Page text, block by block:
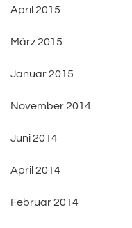
April 2015
März 2015
Januar 2015
November 2014
Juni 2014
April 2014
Februar 2014